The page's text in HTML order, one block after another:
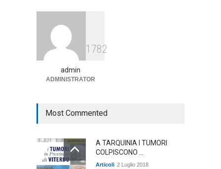
arrivano i pagamenti PAC, la
1782
admin
ADMINISTRATOR
Most Commented
A TARQUINIA I TUMORI
COLPISCONO ...
Articoli 2 Luglio 2018